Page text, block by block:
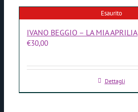
Esaurito
IVANO BEGGIO – LA MIA APRILIA
€30,00
Dettagli